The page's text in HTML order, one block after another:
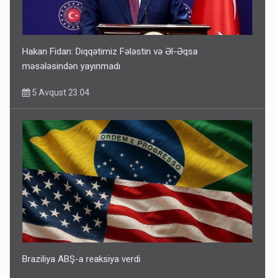
Hakan Fidan: Diqqətimiz Fələstin və Əl-Əqsa
məsələsindən yayınmadı
5 Avqust 23:04
Braziliya ABŞ-a reaksiya verdi